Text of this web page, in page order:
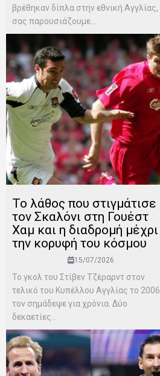
βρέθηκαν δίπλα στην εθνική Αγγλίας,
σας παρουσιάζουμε...
Το λάθος που στιγμάτισε
τον Σκαλόνι στη Γουέστ
Χαμ και η διαδρομή μέχρι
την κορυφή του κόσμου
15/07/2026
Το γκολ του Στίβεν Τζέραρντ στον
τελικό του Κυπέλλου Αγγλίας το 2006
τον σημάδεψε για χρόνια. Δύο
δεκαετίες...